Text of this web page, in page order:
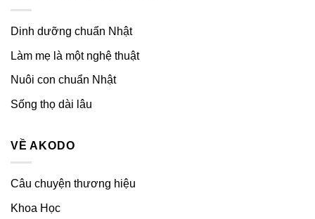
Dinh dưỡng chuẩn Nhật
Làm mẹ là một nghệ thuật
Nuôi con chuẩn Nhật
Sống thọ dài lâu
VỀ AKODO
Câu chuyện thương hiệu
Khoa Học